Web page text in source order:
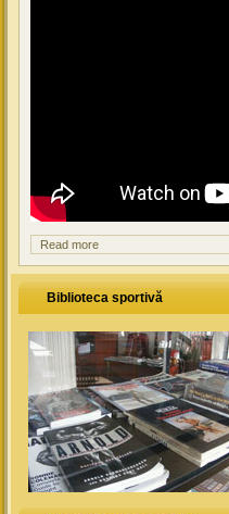
Read more
Biblioteca sportivă